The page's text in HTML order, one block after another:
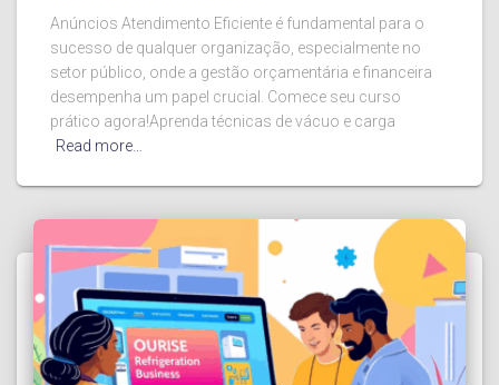
Anúncios Atendimento Eficiente é fundamental para o
sucesso de qualquer organização, especialmente no
setor público, onde a gestão orçamentária e financeira
desempenha um papel crucial. Comece seu curso
prático agora!Aprenda técnicas de vácuo e carga
Read more…